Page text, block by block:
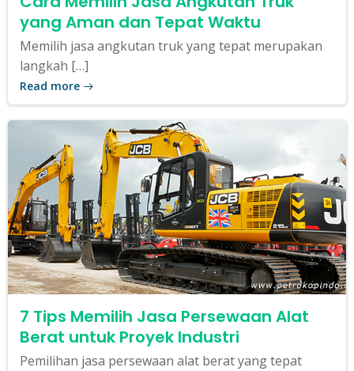
yang Aman dan Tepat Waktu
Memilih jasa angkutan truk yang tepat merupakan
langkah […]
Read more
7 Tips Memilih Jasa Persewaan Alat
Berat untuk Proyek Industri
Pemilihan jasa persewaan alat berat yang tepat